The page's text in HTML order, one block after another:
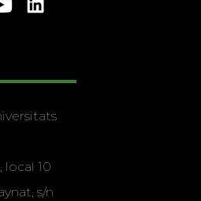
local 10
s/n